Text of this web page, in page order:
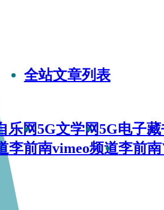
全站文章列表
乐网5G文学网5G电子藏
李前南vimeo频道李前南